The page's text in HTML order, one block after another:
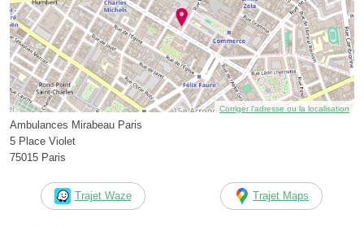
Corriger l’adresse ou la localisation
Ambulances Mirabeau Paris
5 Place Violet
75015 Paris
Trajet Waze Trajet Maps